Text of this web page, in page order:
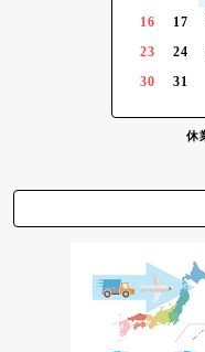
16 17
23
24
30
31
休